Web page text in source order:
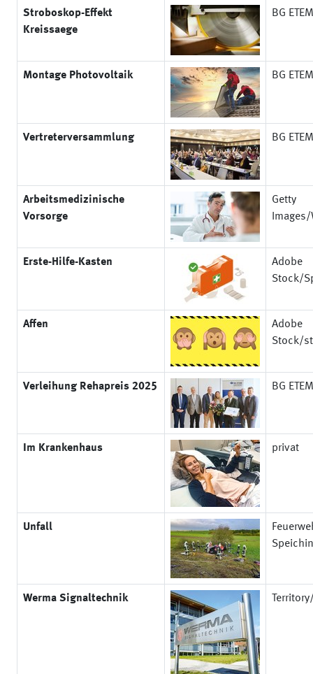
Stroboskop-Effekt
Kreissaege
BG ETEM
Montage Photovoltaik BG ETEM
Vertreterversammlung BG ETEM
Arbeitsmedizinische
Vorsorge
Getty
Erste-Hilfe-Kasten
Adobe
Stock/
Affen
Adobe
Stock/
Verleihung Rehapreis 2025 BG ETEM
Im Krankenhaus privat
Unfall
Werma Signaltechnik